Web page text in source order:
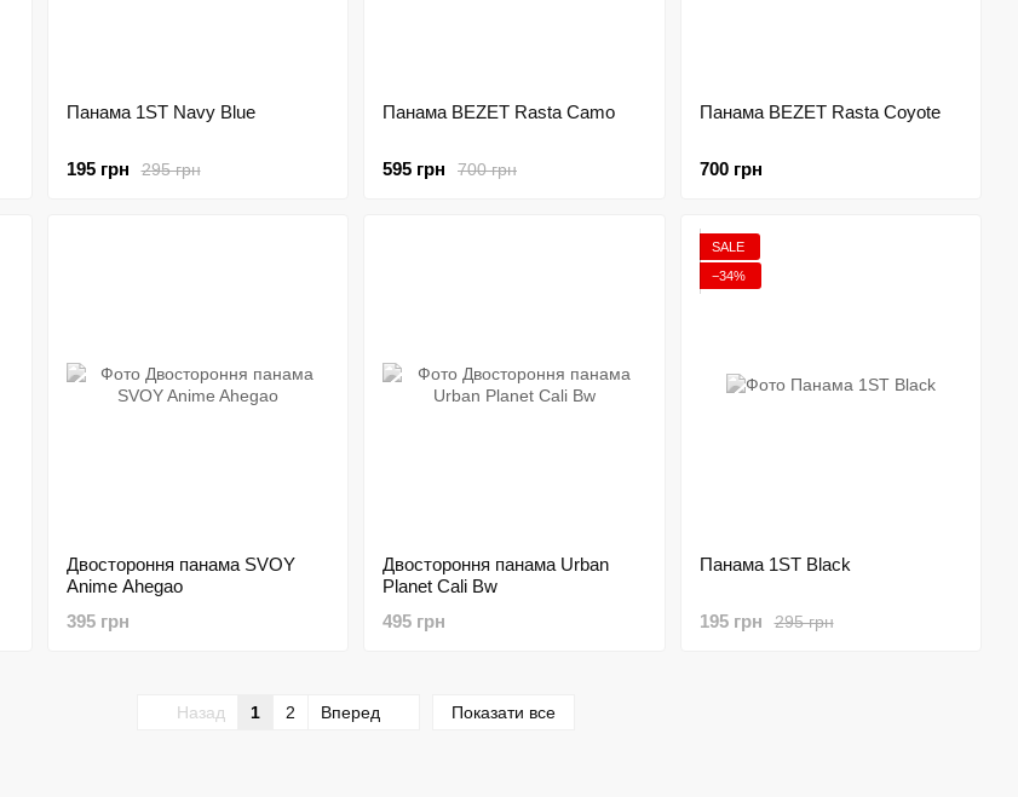
Панама 1ST Navy Blue
295 грн
195 грн
Панама BEZET Rasta Camo
700 грн
595 грн
Панама BEZET Rasta Coyote
700 грн
Двостороння панама SVOY
Anime Ahegao
395 грн
Двостороння панама Urban
Planet Cali Bw
495 грн
SALE
−34%
Панама 1ST Black
295 грн
195 грн
Назад 1 2 Вперед Показати все